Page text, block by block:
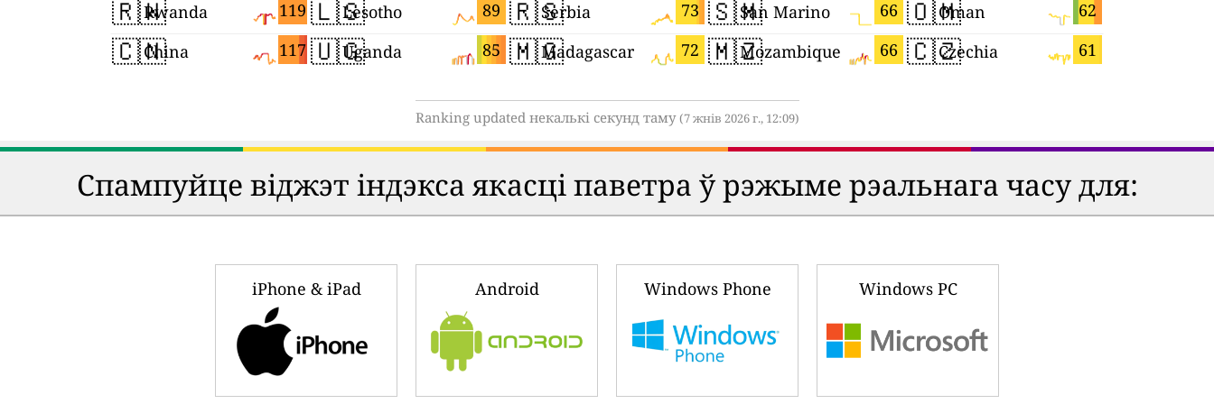
🇷🇼 119
Rwanda
🇨🇳 117
China
🇱🇸 89
Lesotho
🇺🇬 85
Uganda
🇷🇸 73
Serbia
🇲🇬 72
Madagascar
🇸🇲 66
San Marino
🇲🇿 66
Mozambique
🇴🇲 62
Oman
🇨🇿 61
Czechia
Ranking updated некалькі секунд таму(7 жнів 2026 г., 12:09)
Спампуйце віджэт індэкса якасці паветра ў рэжыме рэальнага часу для:
iPhone & iPad Android Windows Phone Windows PC